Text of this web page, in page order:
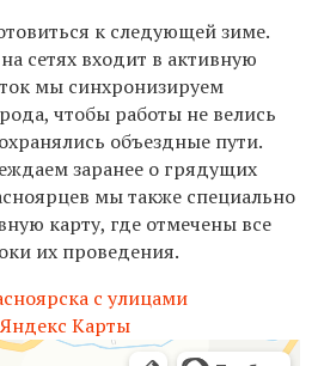
к следующей зиме.
сетях входит в активную
мы синхронизируем
чтобы работы не велись
объездные пути.
заранее о грядущих
мы также специально
карту, где отмечены все
их проведения.
с улицами
Карты